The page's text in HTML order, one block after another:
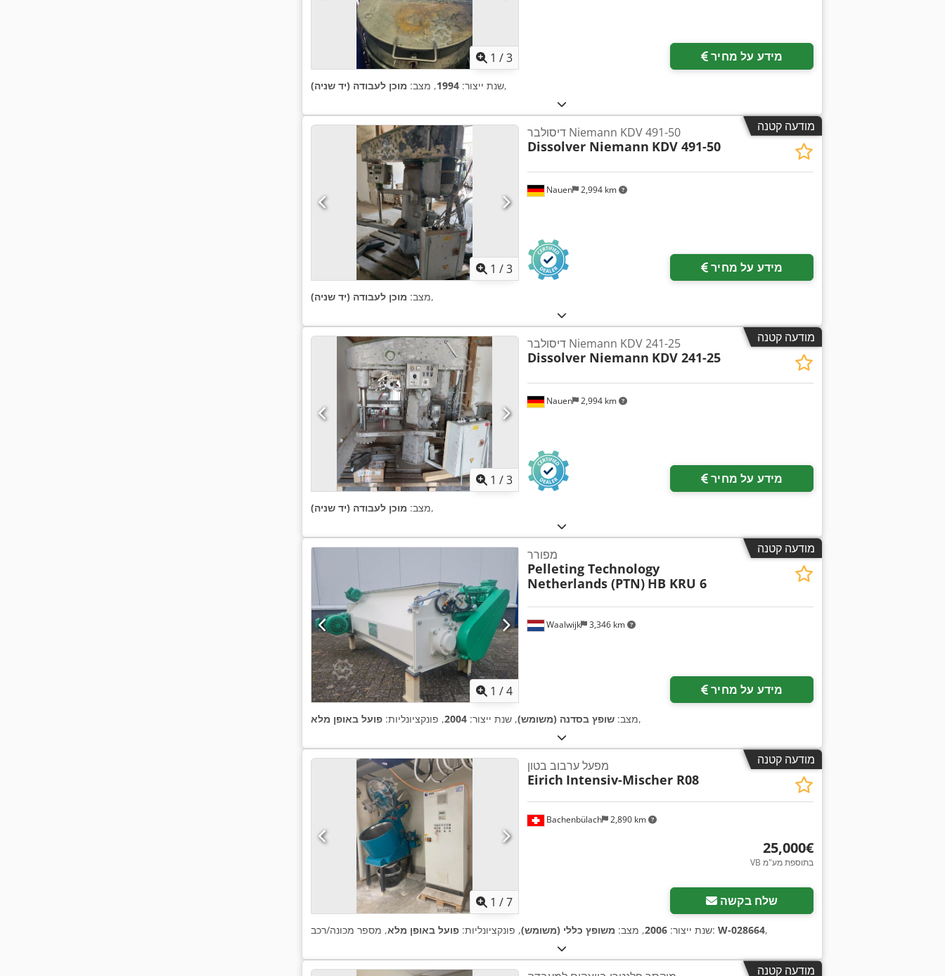
1 /3 מידע על מחיר
שנת ייצור: 1994, מצב: מוכן לעבודה (יד שניה) ,
מודעה קטנה
1 /3
Nauen 2,994 km
דיסולבר Niemann KDV 491-50
Dissolver Niemann KDV 491-50
מידע על מחיר
מצב: מוכן לעבודה (יד שניה) ,
מודעה קטנה
1 /3
Nauen 2,994 km
דיסולבר Niemann KDV 241-25
Dissolver Niemann KDV 241-25
מידע על מחיר
מצב: מוכן לעבודה (יד שניה) ,
מודעה קטנה
1 /4
Waalwijk 3,346 km
מפורר
Pelleting Technology
Netherlands (PTN) HB KRU 6
מידע על מחיר
מצב: שופץ בסדנה (משומש), שנת ייצור: 2004, פונקציונליות: פועל באופן מלא ,
מודעה קטנה
1 /7
Bachenbülach 2,890 km
מפעל ערבוב בטון
Eirich Intensiv-Mischer R08
‏25,000 ‏€
VB בתוספת מע"מ
שלח בקשה
שנת ייצור: 2006, מצב: משופץ כללי (משומש), פונקציונליות: פועל באופן מלא , מספר מכונה/רכב: W-028664,
מודעה קטנה